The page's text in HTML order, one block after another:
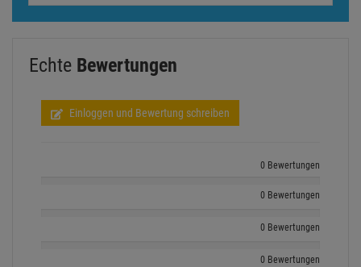
Echte Bewertungen
Einloggen und Bewertung schreiben
0 Bewertungen
0 Bewertungen
0 Bewertungen
0 Bewertungen